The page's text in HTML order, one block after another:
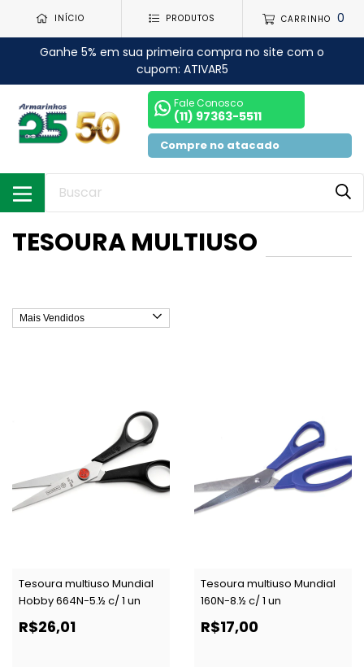
INÍCIO PRODUTOS CARRINHO 0
Ganhe 5% em sua primeira compra no site com o
cupom: ATIVAR5
Fale Conosco
(11) 97363-5511
Compre no atacado
TESOURA MULTIUSO
Tesoura multiuso Mundial
Hobby 664N-5.½ c/ 1 un
R$26,01
Tesoura multiuso Mundial
160N-8.½ c/ 1 un
R$17,00